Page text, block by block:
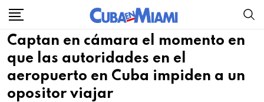
Skip
content
Captan en cámara el momento en
que las autoridades en el
aeropuerto en Cuba impiden a un
opositor viajar